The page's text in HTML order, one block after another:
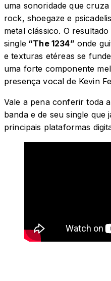
uma sonoridade que
rock, shoegaze e
metal clássico. O
single“The 1234” onde
e texturas etéreas se
uma forte componente
presença vocal de Kevin
Vale a pena conferir toda
banda e de seu single que
principais plataformas